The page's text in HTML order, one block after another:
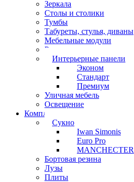
Зеркала
Столы и столики
Тумбы
Табуреты, стулья, диваны
Мебельные модули
Рамы под картины
Интерьерные панели
Эконом
Стандарт
Премиум
Уличная мебель
Освещение
Комплектующие
Сукно
Iwan Simonis
Euro Pro
MANCHECTER
Бортовая резина
Лузы
Плиты